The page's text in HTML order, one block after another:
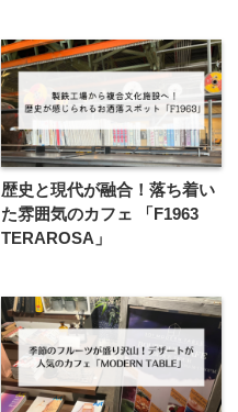
歴史と現代が融合！落ち着い
た雰囲気のカフェ 「F1963
TERAROSA」